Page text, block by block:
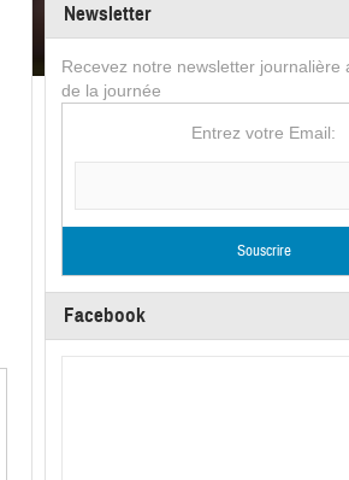
Newsletter
Recevez notre newsletter journalière
de la journée
Entrez votre Email:
Facebook